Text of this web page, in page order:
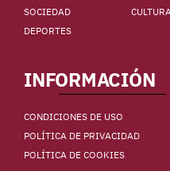
SOCIEDAD
DEPORTES
INFORMACIÓN
CONDICIONES DE USO
POLÍTICA DE PRIVACIDAD
POLÍTICA DE COOKIES